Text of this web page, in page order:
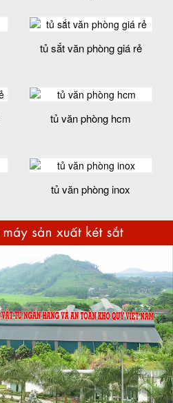
tủ sắt văn phòng giá rẻ
tủ văn phòng hcm
tủ văn phòng inox